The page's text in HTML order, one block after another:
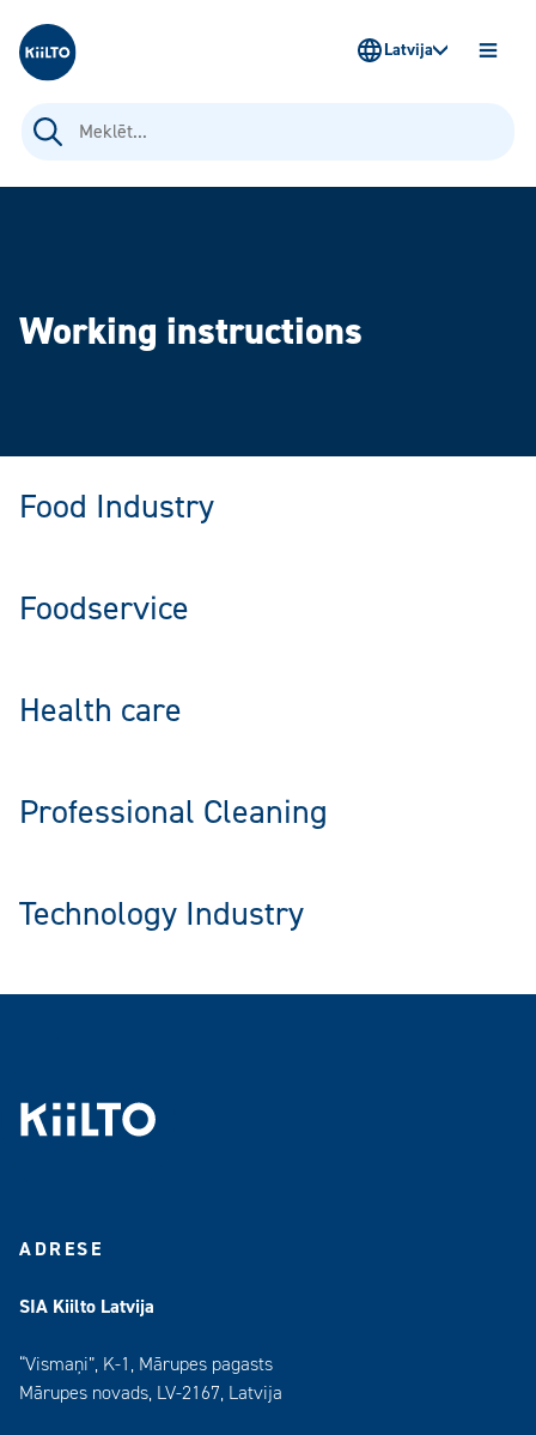
Kiilto Latvija
Meklēt:
Latvija
Working instructions
Food Industry
Foodservice
Health care
Professional Cleaning
Technology Industry
ADRESE
SIA Kiilto Latvija
“Vismaņi”, K-1, Mārupes pagasts
Mārupes novads, LV-2167, Latvija